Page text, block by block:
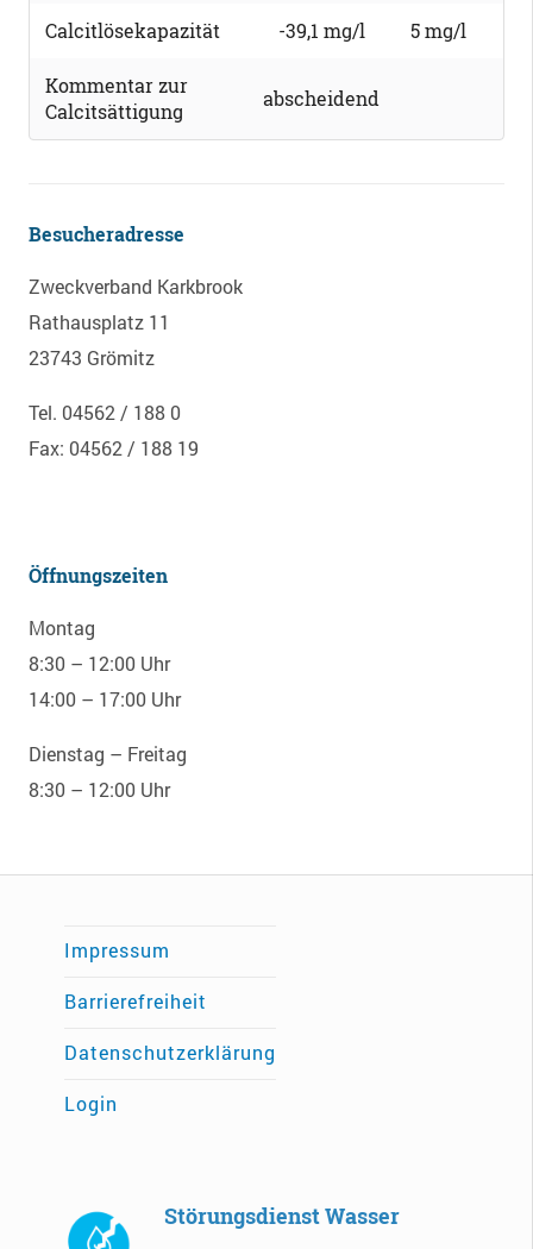
Calcitlösekapazität -39,1 mg/l 5 mg/l
Kommentar zur
Calcitsättigung
abscheidend
Besucheradresse
Zweckverband Karkbrook
Rathausplatz 11
23743 Grömitz
Tel. 04562 / 188 0
Fax: 04562 / 188 19
Öffnungszeiten
Montag
8:30 – 12:00 Uhr
14:00 – 17:00 Uhr
Dienstag – Freitag
8:30 – 12:00 Uhr
Impressum
Barrierefreiheit
Datenschutzerklärung
Login
Störungsdienst Wasser